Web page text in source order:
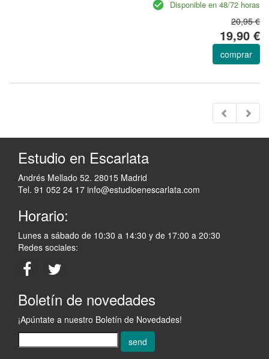
Disponible en 48/72 horas
20,95 €
19,90 €
comprar
Estudio en Escarlata
Andrés Mellado 52. 28015 Madrid
Tel. 91 052 24 17 info@estudioenescarlata.com
Horario:
Lunes a sábado de 10:30 a 14:30 y de 17:00 a 20:30
Redes sociales:
Boletín de novedades
¡Apúntate a nuestro Boletín de Novedades!
send